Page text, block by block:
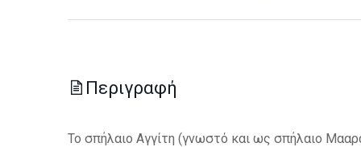
Περιγραφή
Το σπήλαιο Αγγίτη (γνωστό και ως σπήλαιο